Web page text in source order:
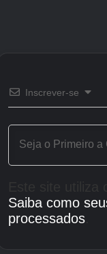
Inscrever-se
Saiba como
processados.